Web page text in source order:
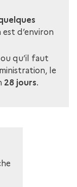
d’environ
ou qu’il faut
le
28 jours.